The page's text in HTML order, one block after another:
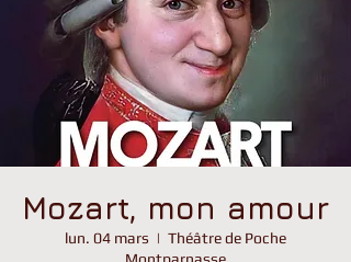
Mozart, mon amour
lun. 04 mars
  |
Théâtre de Poche